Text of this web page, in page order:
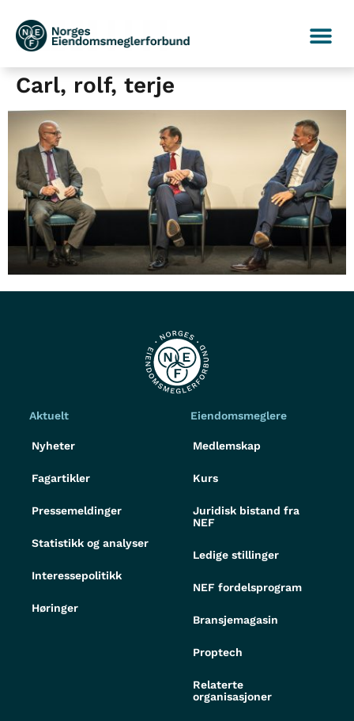
Carl, rolf, terje
Aktuelt
Nyheter
Fagartikler
Pressemeldinger
Statistikk og analyser
Interessepolitikk
Høringer
Eiendomsmeglere
Medlemskap
Kurs
Juridisk bistand fra
NEF
Ledige stillinger
NEF fordelsprogram
Bransjemagasin
Proptech
Relaterte
organisasjoner